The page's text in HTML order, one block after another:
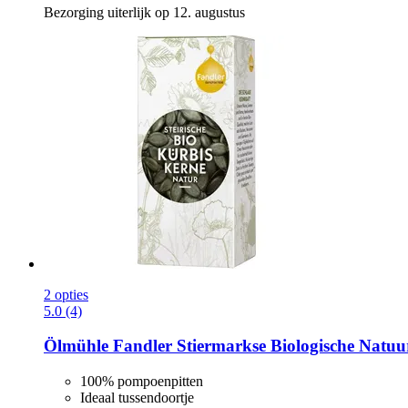
Bezorging uiterlijk op 12. augustus
2 opties
5.0 (4)
Ölmühle Fandler Stiermarkse Biologische
100% pompoenpitten
Ideaal tussendoortje